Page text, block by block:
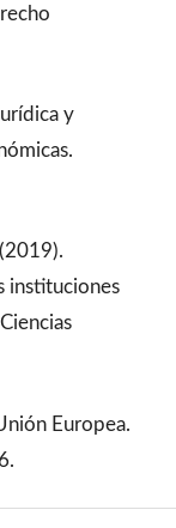
y
instituciones
Europea.